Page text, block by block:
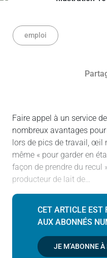
emploi
Faire appel à un service
nombreux avantages
lors de pics de travail, œil
même « pour garder en
façon de prendre du recul
producteur de lait de…
CET ARTICLE EST
AUX ABONNÉS
JE M’ABONNE